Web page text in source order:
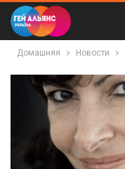
Домашняя Новости